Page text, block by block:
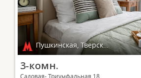
Пушкинская, Тверская, Чеховская, Маяковская
3-комн.
Садовая- Триумфальная,18